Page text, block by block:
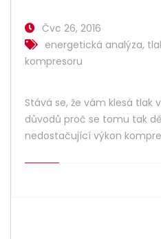
Čvc 26, 2016
energetická analýza,
kompresoru
Stává se, že vám klesá tlak
důvodů proč se tomu tak
nedostačující výkon